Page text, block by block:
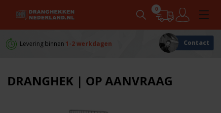
0
Levering binnen 1-2 werkdagen Persoonlijkadvies
Contact
DRANGHEK | OP AANVRAAG